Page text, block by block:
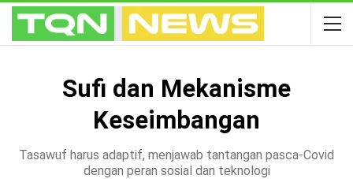
Sufi dan Mekanisme
Keseimbangan
Tasawuf harus adaptif, menjawab tantangan pasca-Covid
dengan peran sosial dan teknologi